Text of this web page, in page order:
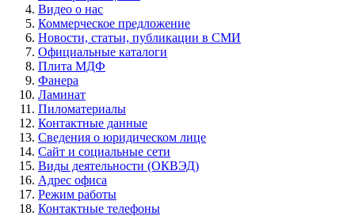
Видео о нас
Коммерческое предложение
Новости, статьи, публикации в СМИ
Официальные каталоги
Плита МДФ
Фанера
Ламинат
Пиломатериалы
Контактные данные
Сведения о юридическом лице
Сайт и социальные сети
Виды деятельности (ОКВЭД)
Адрес офиса
Режим работы
Контактные телефоны